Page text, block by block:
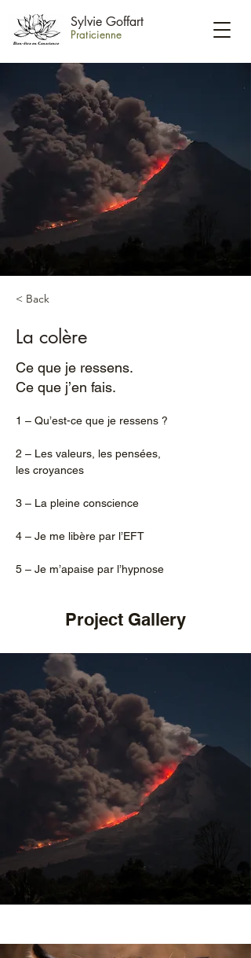
Sylvie Goffart
Praticienne
< Back
La colère
Ce que je ressens.
Ce que j’en fais.
1 – Qu’est-ce que je ressens ?
2 – Les valeurs, les pensées,
les croyances
3 – La pleine conscience
4 – Je me libère par l’EFT
5 – Je m’apaise par l’hypnose
Project Gallery